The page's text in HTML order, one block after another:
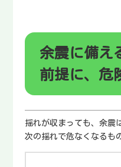
余震に備え
前提に、危
揺れが収まっても、余震
次の揺れで危なくなるも